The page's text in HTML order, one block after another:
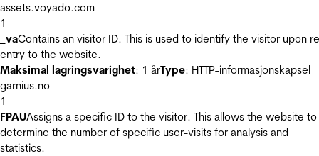
assets.voyado.com
1
_vaContains an visitor ID. This is used to identify the visitor upon
entry to the website.
Maksimal lagringsvarighet: 1 årType: HTTP-informasjonskapsel
garnius.no
1
FPAUAssigns a specific ID to the visitor. This allows the website to
determine the number of specific user-visits for analysis and
statistics.